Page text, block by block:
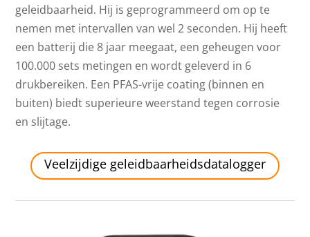
geleidbaarheid. Hij is geprogrammeerd om op te
nemen met intervallen van wel 2 seconden. Hij heeft
een batterij die 8 jaar meegaat, een geheugen voor
100.000 sets metingen en wordt geleverd in 6
drukbereiken. Een PFAS-vrije coating (binnen en
buiten) biedt superieure weerstand tegen corrosie
en slijtage.
Veelzijdige geleidbaarheidsdatalogger